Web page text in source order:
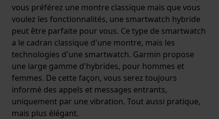
vous préférez une montre classique mais que vous
voulez les fonctionnalités, une smartwatch hybride
peut être parfaite pour vous. Ce type de smartwatch
a le cadran classique d'une montre, mais les
technologies d'une smartwatch. Garmin propose
une large gamme d'hybrides, pour hommes et
femmes. De cette façon, vous serez toujours
informé des appels et messages entrants,
uniquement par une vibration. Tout aussi pratique,
mais plus élégant.